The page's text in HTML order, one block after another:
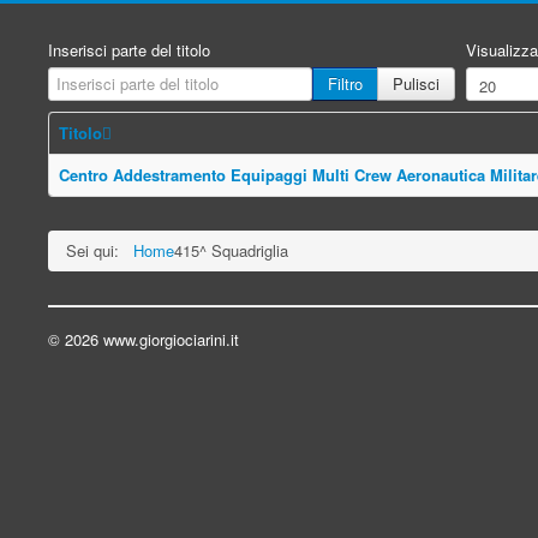
Inserisci parte del titolo
Filtro
Pulisci
Titolo
Centro Addestramento Equipaggi Multi Crew Aeronautica
Sei qui: Home415^ Squadriglia
© 2026 www.giorgiociarini.it